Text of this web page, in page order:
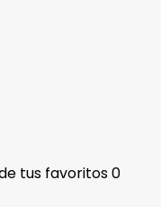
tus favoritos0